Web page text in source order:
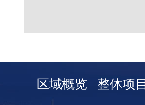
区域概览 整体项目